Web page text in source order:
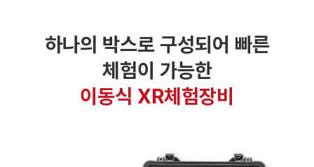
하나의 박스로 구성되어 빠른
체험이 가능한
이동식 XR체험장비